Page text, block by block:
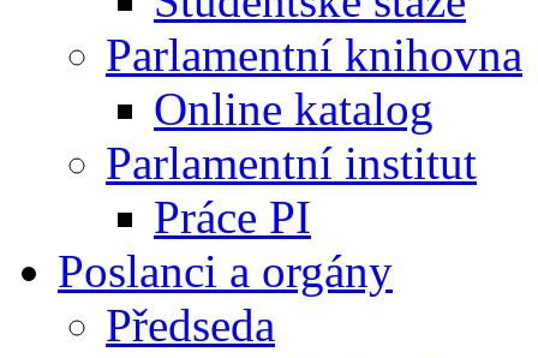
Parlamentní knihovna
Online katalog
Parlamentní institut
Práce PI
Poslanci a orgány
Předseda